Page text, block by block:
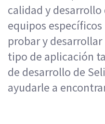
calidad y
equipos específicos
probar y
tipo de aplicación
de desarrollo de
ayudarle a